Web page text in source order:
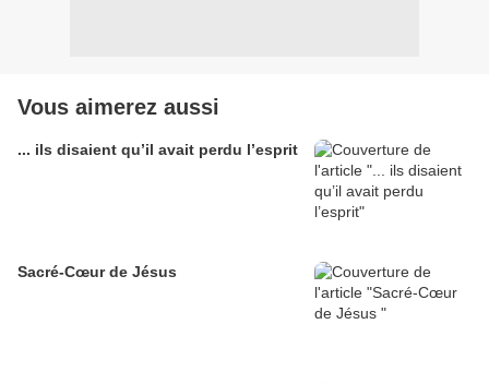
Vous aimerez aussi
... ils disaient qu’il avait perdu l’esprit
Sacré-Cœur de Jésus